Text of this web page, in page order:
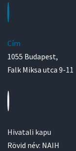
Cím
1055 Budapest,
Falk Miksa utca 9-11
Hivatali kapu
Rövid név: NAIH